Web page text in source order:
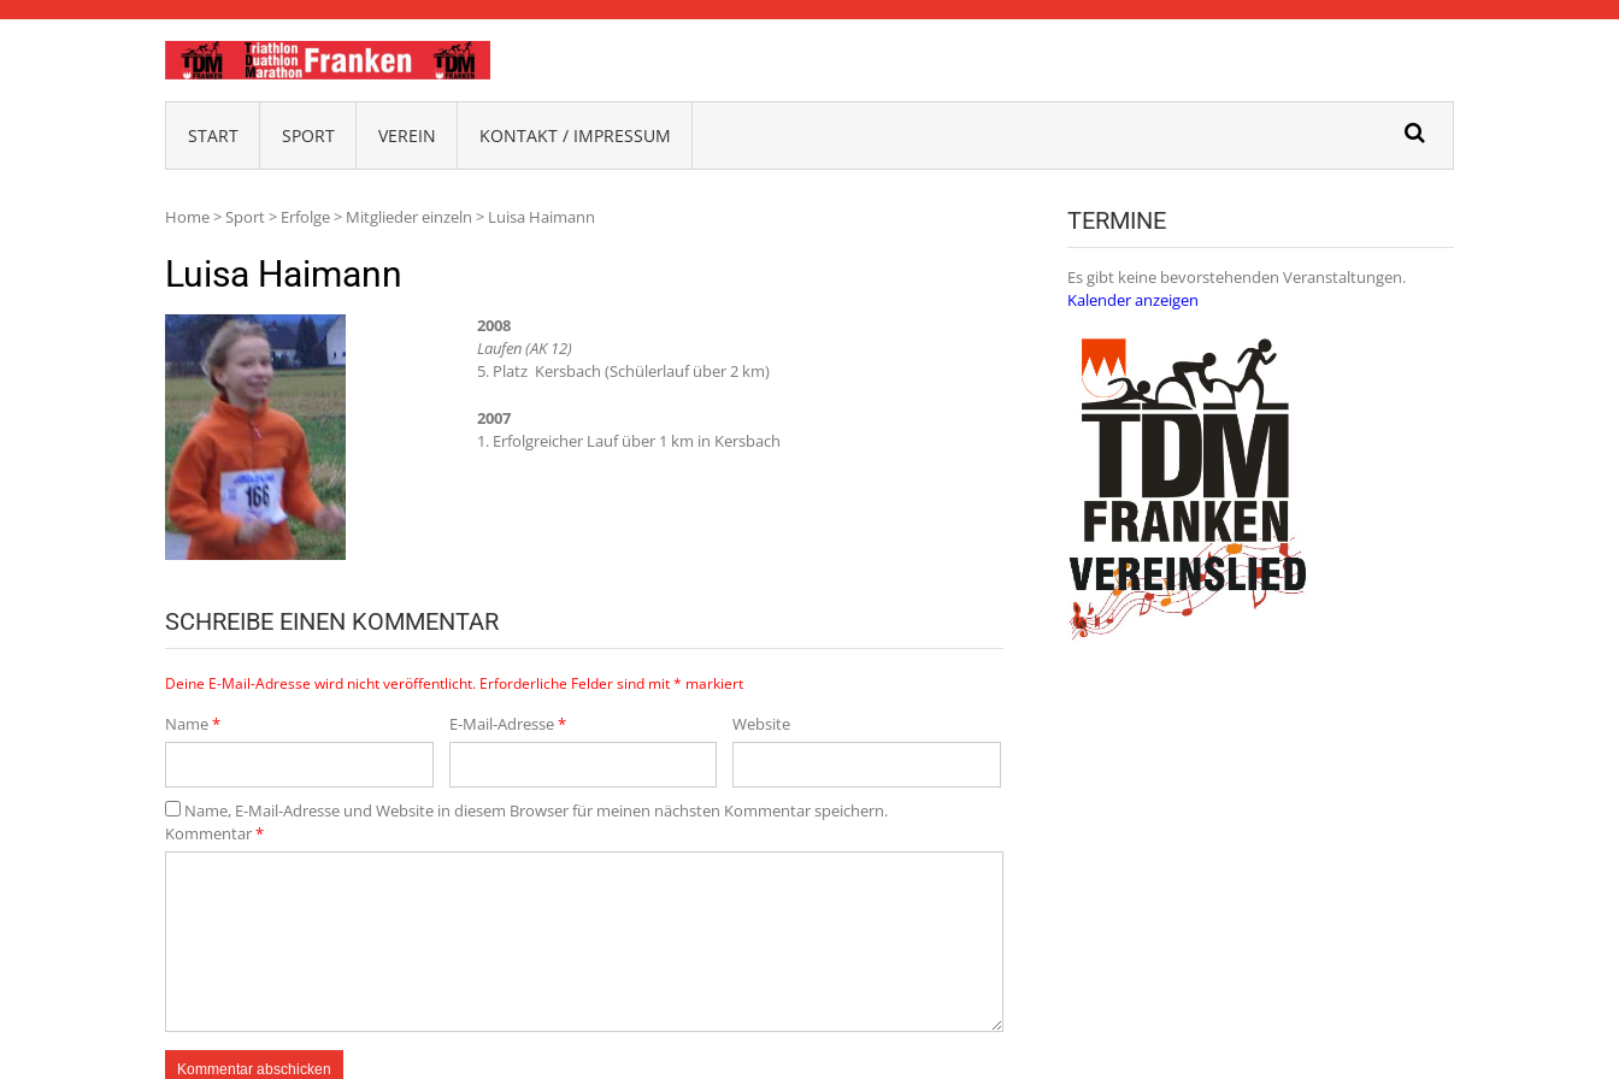
START SPORT VEREIN KONTAKT / IMPRESSUM
Home>Sport> Erfolge> Mitglieder einzeln > Luisa Haimann
Luisa Haimann
2008
Laufen (AK 12)
5. Platz Kersbach (Schülerlauf über 2 km)
2007
1. Erfolgreicher Lauf über 1 km in Kersbach
SCHREIBE EINEN KOMMENTAR
Deine E-Mail-Adresse wird nicht veröffentlicht. Erforderliche Felder sind mit* markiert
Name* E-Mail-Adresse* Website
Name, E-Mail-Adresse und Website in diesem Browser für meinen nächsten Kommentar speichern.
Kommentar*
TERMINE
Es gibt keine bevorstehenden Veranstaltungen.
Kalender anzeigen